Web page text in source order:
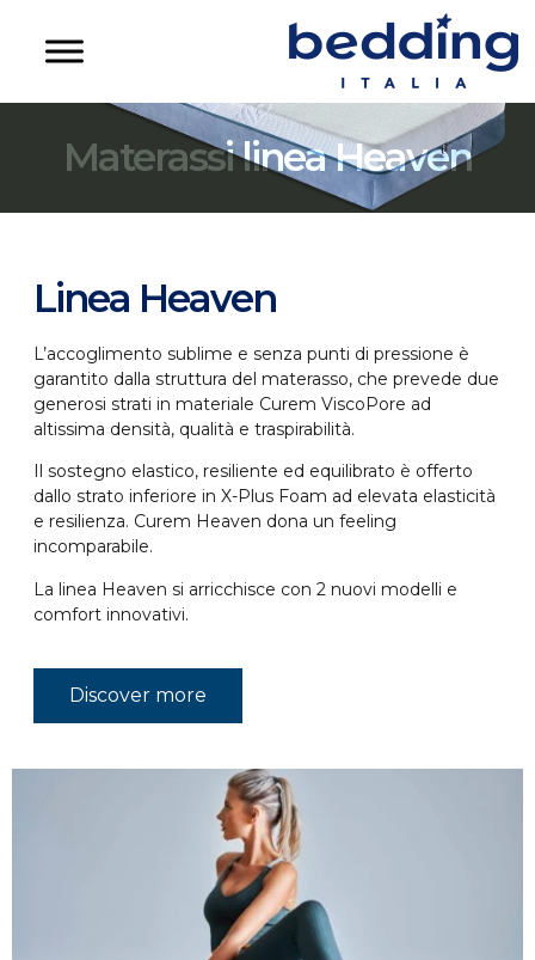
Materassi linea Heaven
Linea Heaven
L’accoglimento sublime e senza punti di pressione è
garantito dalla struttura del materasso, che prevede due
generosi strati in materiale Curem ViscoPore ad
altissima densità, qualità e traspirabilità.
Il sostegno elastico, resiliente ed equilibrato è offerto
dallo strato inferiore in X-Plus Foam ad elevata elasticità
e resilienza. Curem Heaven dona un feeling
incomparabile.
La linea Heaven si arricchisce con 2 nuovi modelli e
comfort innovativi.
Discover more